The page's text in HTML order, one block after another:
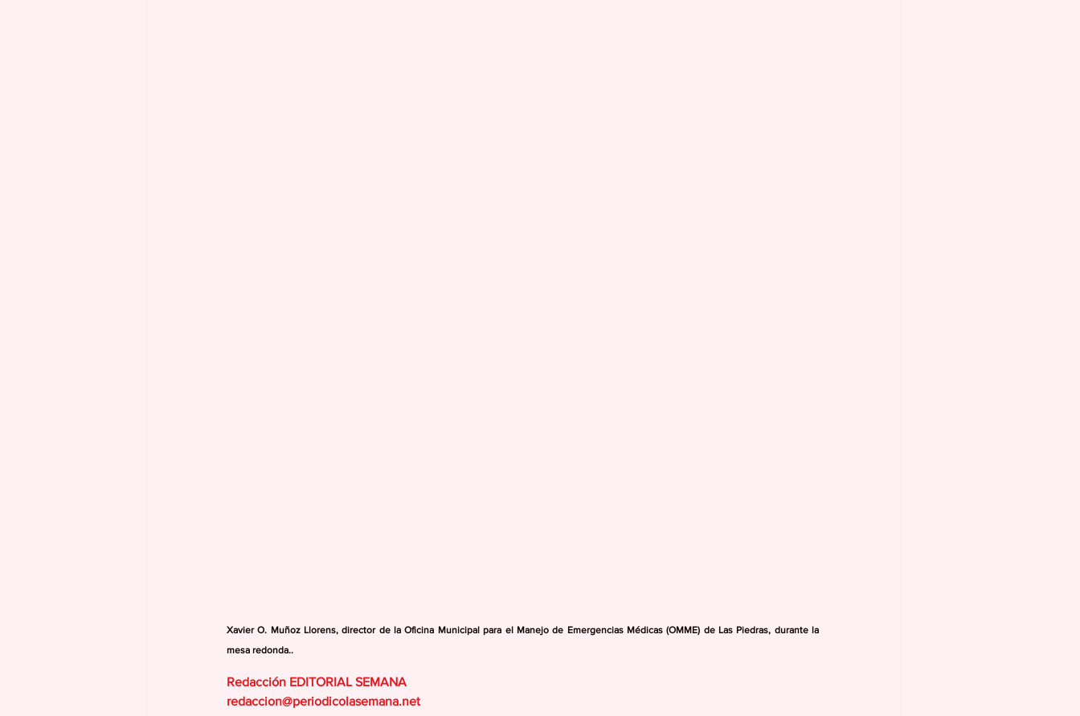
Xavier O. Muñoz Llorens, director de la Oficina Municipal para el Manejo de Emergencias Médicas (OMME) de Las Piedras, durante la
mesa redonda..
Redacción EDITORIAL SEMANA
redaccion@periodicolasemana.net